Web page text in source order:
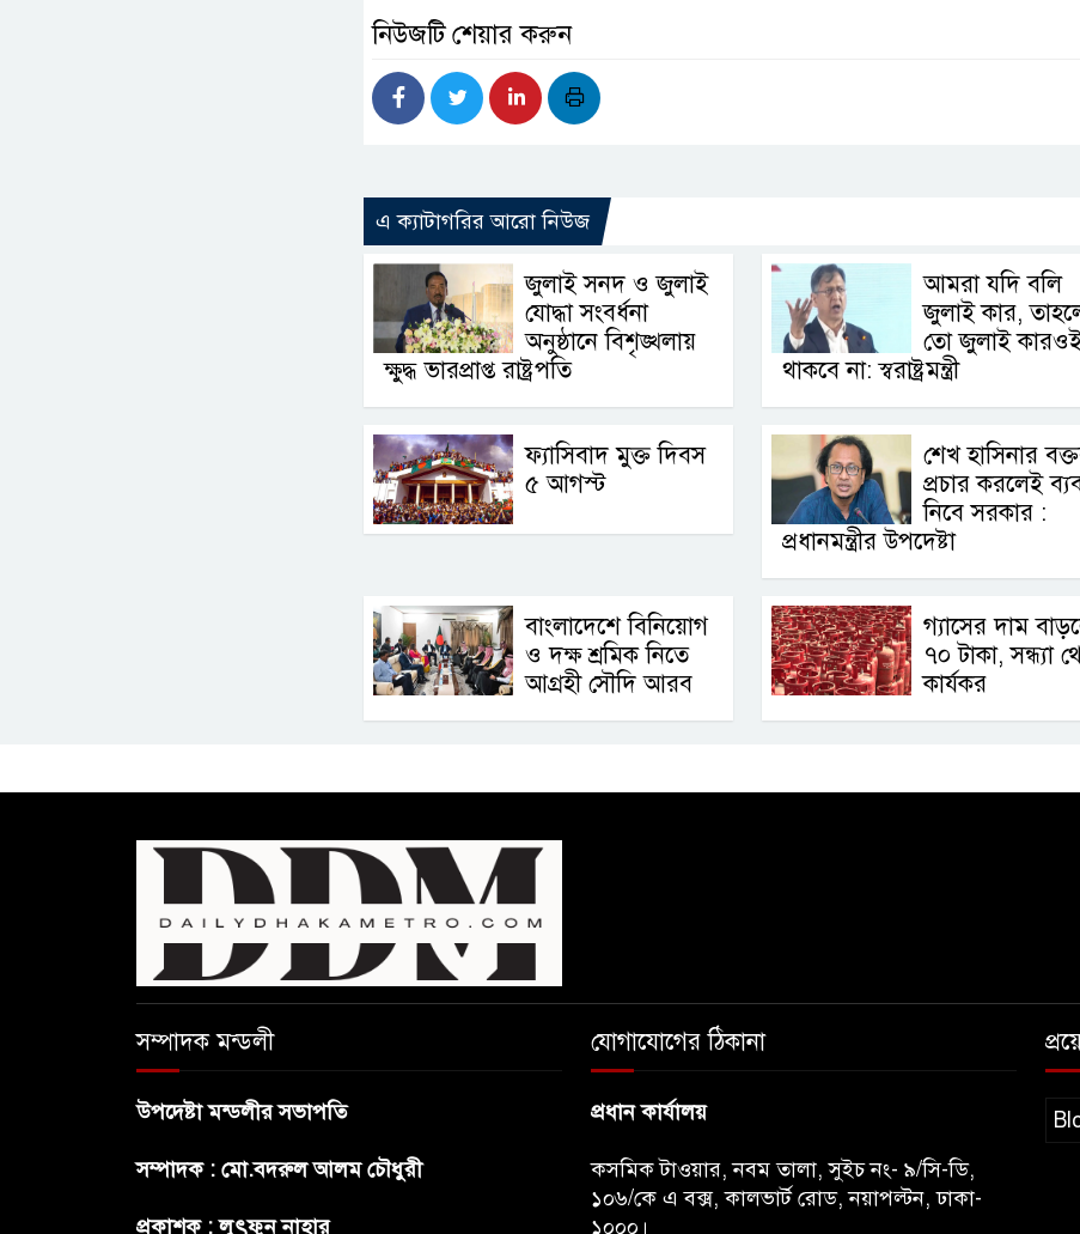
নিউজটি শেয়ার করুন
এ ক্যাটাগরির আরো নিউজ
জুলাই সনদ ও জুলাই
যোদ্ধা সংবর্ধনা
অনুষ্ঠানে বিশৃঙ্খলায়
ক্ষুদ্ধ ভারপ্রাপ্ত রাষ্ট্রপতি
আমরা যদি বলি
জুলাই কার,
তো জুলাই
থাকবে না: স্বরাষ্ট্রমন্ত্রী
ফ্যাসিবাদ মুক্ত দিবস
৫ আগস্ট
শেখ হাসিনার
প্রচার করলেই
নিবে সরকার :
প্রধানমন্ত্রীর উপদেষ্টা
বাংলাদেশে বিনিয়োগ
ও দক্ষ শ্রমিক নিতে
আগ্রহী সৌদি আরব
গ্যাসের দাম
৭০ টাকা, সন্ধ্যা
কার্যকর
সম্পাদক মন্ডলী
উপদেষ্টা মন্ডলীর সভাপতি
সম্পাদক : মো.বদরুল আলম চৌধুরী
প্রকাশক : লুৎফুন নাহার
যোগাযোগের ঠিকানা
প্রধান কার্যালয়
কসমিক টাওয়ার, নবম তালা, সুইচ নং- ৯/সি-ডি,
১০৬/কে এ বক্স, কালভার্ট রোড, নয়াপল্টন, ঢাকা-
১০০০।